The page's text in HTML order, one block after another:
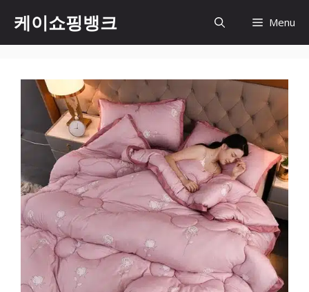
content
케이쇼핑뱅크 Menu